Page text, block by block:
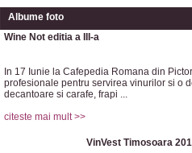
Albume foto
Wine Not editia a III-a
In 17 Iunie la Cafepedia Romana din
profesionale pentru servirea vinurilor si o
decantoare si carafe, frapi ...
citeste mai mult >>
VinVest Timosoara